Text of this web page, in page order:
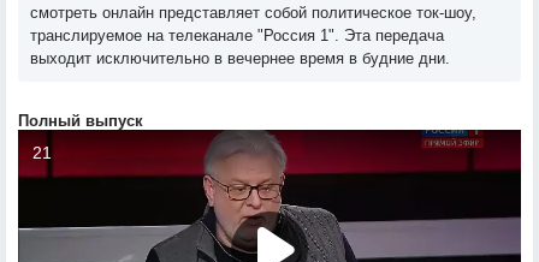
смотреть онлайн представляет собой политическое ток-шоу,
транслируемое на телеканале "Россия 1". Эта передача
выходит исключительно в вечернее время в будние дни.
Полный выпуск